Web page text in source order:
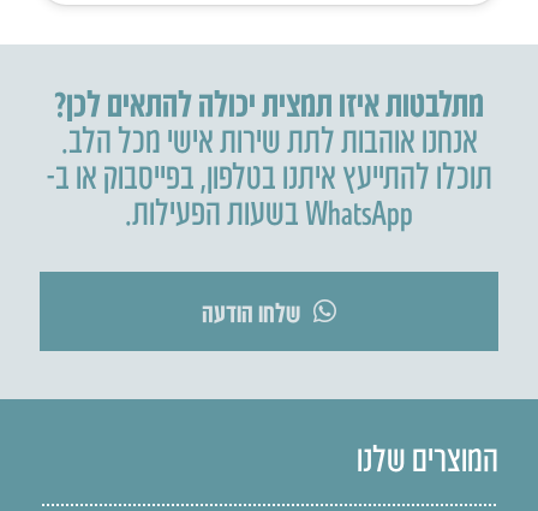
מתלבטות איזו תמצית יכולה להתאים לכן?
אנחנו אוהבות לתת שירות אישי מכל הלב.
תוכלו להתייעץ איתנו בטלפון,בפייסבוק או ב-
WhatsApp בשעות הפעילות.
שלחו הודעה
המוצרים שלנו